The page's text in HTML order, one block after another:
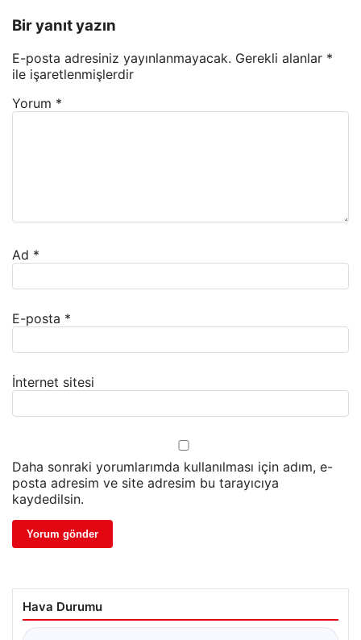
Bir yanıt yazın
E-posta adresiniz yayınlanmayacak. Gerekli alanlar *
ile işaretlenmişlerdir
Yorum *
Ad *
E-posta *
İnternet sitesi
Daha sonraki yorumlarımda kullanılması için adım, e-
posta adresim ve site adresim bu tarayıcıya
kaydedilsin.
Hava Durumu